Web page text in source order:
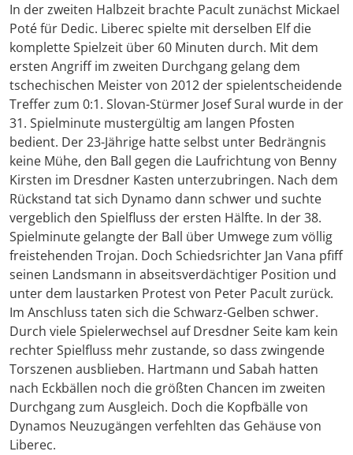
In der zweiten Halbzeit brachte Pacult zunächst Mickael
Poté für Dedic. Liberec spielte mit derselben Elf die
komplette Spielzeit über 60 Minuten durch. Mit dem
ersten Angriff im zweiten Durchgang gelang dem
tschechischen Meister von 2012 der spielentscheidende
Treffer zum 0:1. Slovan-Stürmer Josef Sural wurde in der
31. Spielminute mustergültig am langen Pfosten
bedient. Der 23-Jährige hatte selbst unter Bedrängnis
keine Mühe, den Ball gegen die Laufrichtung von Benny
Kirsten im Dresdner Kasten unterzubringen. Nach dem
Rückstand tat sich Dynamo dann schwer und suchte
vergeblich den Spielfluss der ersten Hälfte. In der 38.
Spielminute gelangte der Ball über Umwege zum völlig
freistehenden Trojan. Doch Schiedsrichter Jan Vana pfiff
seinen Landsmann in abseitsverdächtiger Position und
unter dem laustarken Protest von Peter Pacult zurück.
Im Anschluss taten sich die Schwarz-Gelben schwer.
Durch viele Spielerwechsel auf Dresdner Seite kam kein
rechter Spielfluss mehr zustande, so dass zwingende
Torszenen ausblieben. Hartmann und Sabah hatten
nach Eckbällen noch die größten Chancen im zweiten
Durchgang zum Ausgleich. Doch die Kopfbälle von
Dynamos Neuzugängen verfehlten das Gehäuse von
Liberec.